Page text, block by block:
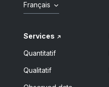
Français
Services
Quantitatif
Qualitatif